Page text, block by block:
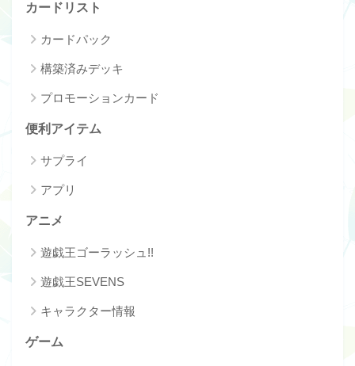
カードリスト
カードパック
構築済みデッキ
プロモーションカード
便利アイテム
サプライ
アプリ
アニメ
遊戯王ゴーラッシュ!!
遊戯王SEVENS
キャラクター情報
ゲーム